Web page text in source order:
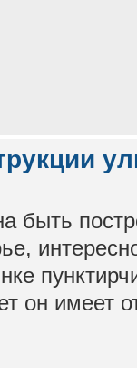
быть
он имеет